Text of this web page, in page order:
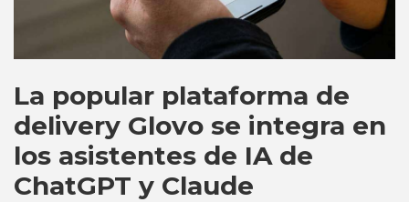
La popular plataforma de
delivery Glovo se integra en
los asistentes de IA de
ChatGPT y Claude